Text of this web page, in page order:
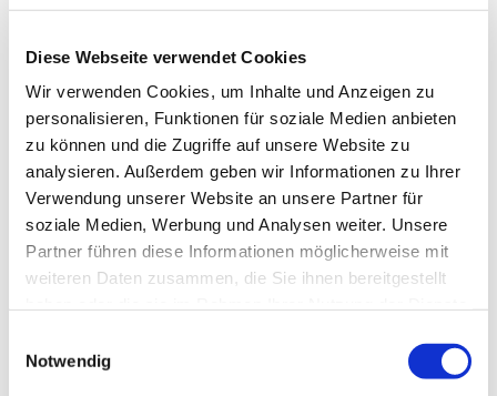
Diese Webseite verwendet Cookies
Wir verwenden Cookies, um Inhalte und Anzeigen zu
personalisieren, Funktionen für soziale Medien anbieten
zu können und die Zugriffe auf unsere Website zu
analysieren. Außerdem geben wir Informationen zu Ihrer
Verwendung unserer Website an unsere Partner für
soziale Medien, Werbung und Analysen weiter. Unsere
Partner führen diese Informationen möglicherweise mit
weiteren Daten zusammen, die Sie ihnen bereitgestellt
Notwendig
Dies könnte Sie auch
interessieren